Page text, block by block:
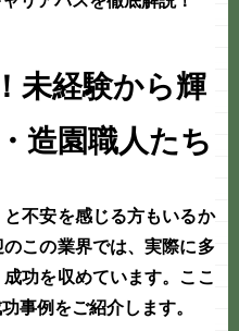
未経験から輝
造園職人たち
と不安を感じる方もいるか
のこの業界では、実際に多
功を収めています。ここ
事例をご紹介します。